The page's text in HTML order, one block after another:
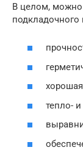
В целом,
подкладочного
тепло-